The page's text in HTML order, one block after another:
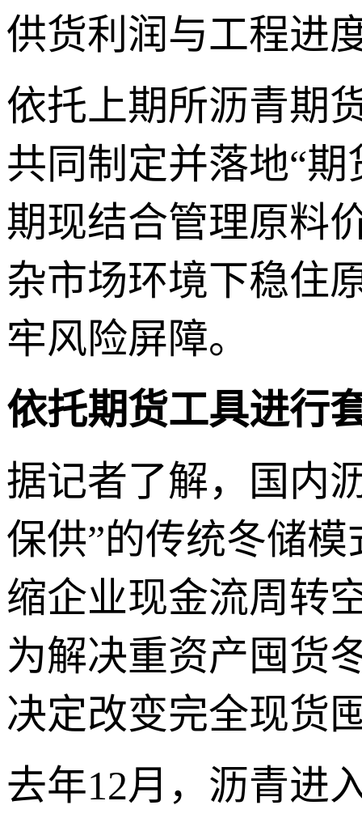
供货利润与工程进
依托上期所沥青期
共同制定并落地“
期现结合管理原料
杂市场环境下稳住
牢风险屏障。
依托期货工具进行
据记者了解，国内
保供”的传统冬储
缩企业现金流周转
为解决重资产囤货
决定改变完全现货
去年12月，沥青进